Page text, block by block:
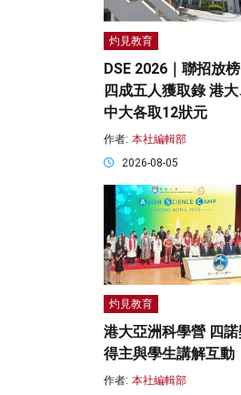
灼見教育
DSE 2026｜聯招放榜
四成五人獲取錄 港大
中大各取12狀元
作者: 本社編輯部
2026-08-05
灼見教育
港大亞洲科學營 四
得主與學生講解互動
作者: 本社編輯部